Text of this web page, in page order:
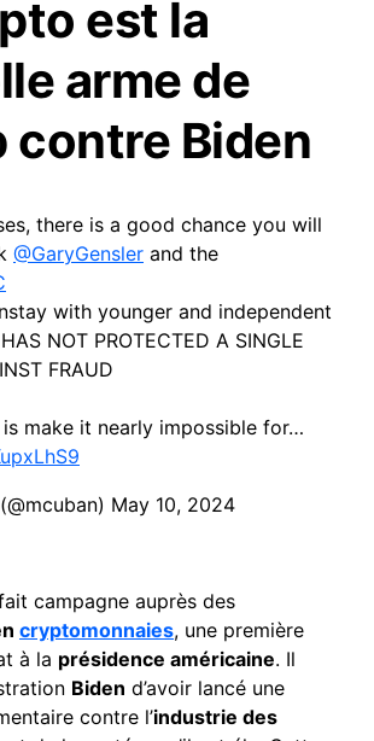
est la
arme de
contre Biden
there is a good chance you will
@GaryGensler and the
with younger and independent
NOT PROTECTED A SINGLE
FRAUD
is make it nearly impossible for…
May 10, 2024
campagne auprès des
cryptomonnaies, une première
à la présidence américaine. Il
Biden d’avoir lancé une
contre l’industrie des